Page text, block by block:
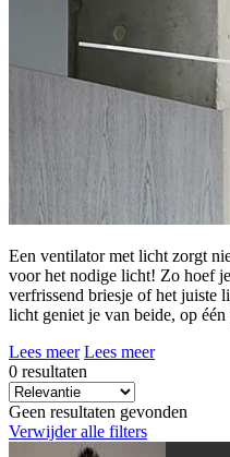
Een ventilator met licht zorgt
voor het nodige licht! Zo hoef
verfrissend briesje of het juiste
licht geniet je van beide, op
Lees meer Lees meer
0 resultaten
Geen resultaten gevonden
Verwijder alle filters